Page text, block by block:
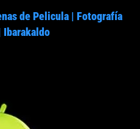
de Pelicula | Fotografía
Ibarakaldo